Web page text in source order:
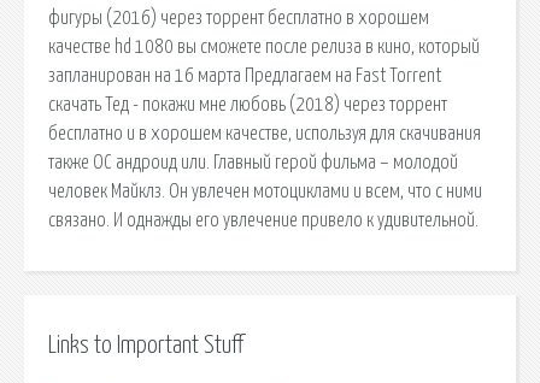
фигуры (2016) через торрент бесплатно в хорошем
качестве hd 1080 вы сможете после релиза в кино, который
запланирован на 16 марта Предлагаем на Fast Torrent
скачать Тед - покажи мне любовь (2018) через торрент
бесплатно и в хорошем качестве, используя для скачивания
также ОС андроид или. Главный герой фильма – молодой
человек Майклз. Он увлечен мотоциклами и всем, что с ними
связано. И однажды его увлечение привело к удивительной.
Links to Important Stuff